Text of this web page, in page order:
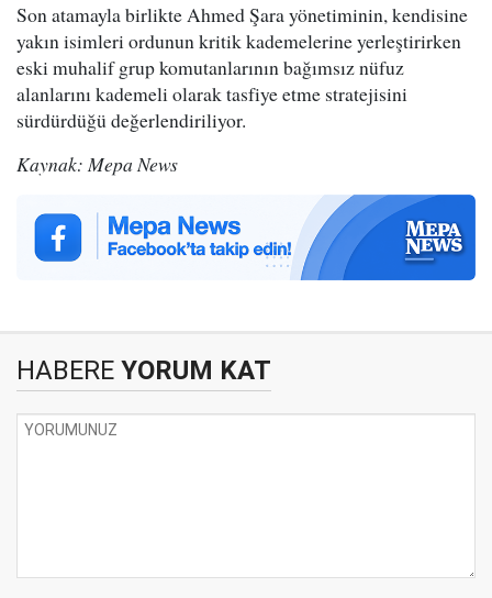
Son atamayla birlikte Ahmed Şara yönetiminin, kendisine
yakın isimleri ordunun kritik kademelerine yerleştirirken
eski muhalif grup komutanlarının bağımsız nüfuz
alanlarını kademeli olarak tasfiye etme stratejisini
sürdürdüğü değerlendiriliyor.
Kaynak: Mepa News
HABERE YORUM KAT